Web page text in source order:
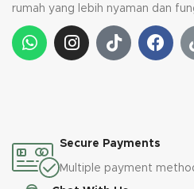
rumah yang lebih nyaman dan
Secure Payments
Multiple payment